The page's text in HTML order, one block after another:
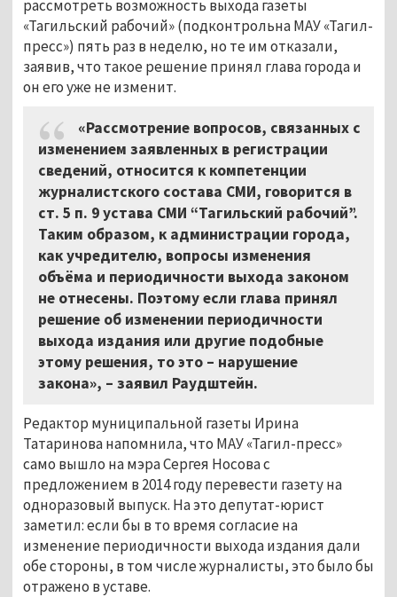
рассмотреть возможность выхода газеты
«Тагильский рабочий» (подконтрольна МАУ «Тагил-
пресс») пять раз в неделю, но те им отказали,
заявив, что такое решение принял глава города и
он его уже не изменит.
«Рассмотрение вопросов, связанных с
изменением заявленных в регистрации
сведений, относится к компетенции
журналистского состава СМИ, говорится в
ст. 5 п. 9 устава СМИ “Тагильский рабочий”.
Таким образом, к администрации города,
как учредителю, вопросы изменения
объёма и периодичности выхода законом
не отнесены. Поэтому если глава принял
решение об изменении периодичности
выхода издания или другие подобные
этому решения, то это – нарушение
закона», – заявил Раудштейн.
Редактор муниципальной газеты Ирина
Татаринова напомнила, что МАУ «Тагил-пресс»
само вышло на мэра Сергея Носова с
предложением в 2014 году перевести газету на
одноразовый выпуск. На это депутат-юрист
заметил: если бы в то время согласие на
изменение периодичности выхода издания дали
обе стороны, в том числе журналисты, это было бы
отражено в уставе.